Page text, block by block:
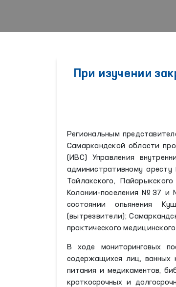
При изучении
Региональным
Самаркандской области
(ИВС) Управления
административному
Тайлакского,
Колонии-поселения №37 и
состоянии опьянения
(вытрезвители);
практического
В ходе мониторинговых
содержащихся лиц, ванных
питания и медикаментов,
краткосрочных и